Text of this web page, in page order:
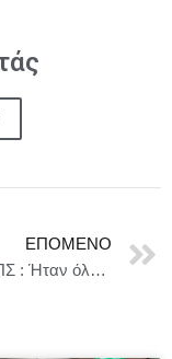
ΕΠΌΜΕΝΟ
ΣΥΡΙΖΑ -ΠΣ : Ήταν όλη η ομάδα εκεί, στην VIP αίθουσα του ΟΑΚΑ.